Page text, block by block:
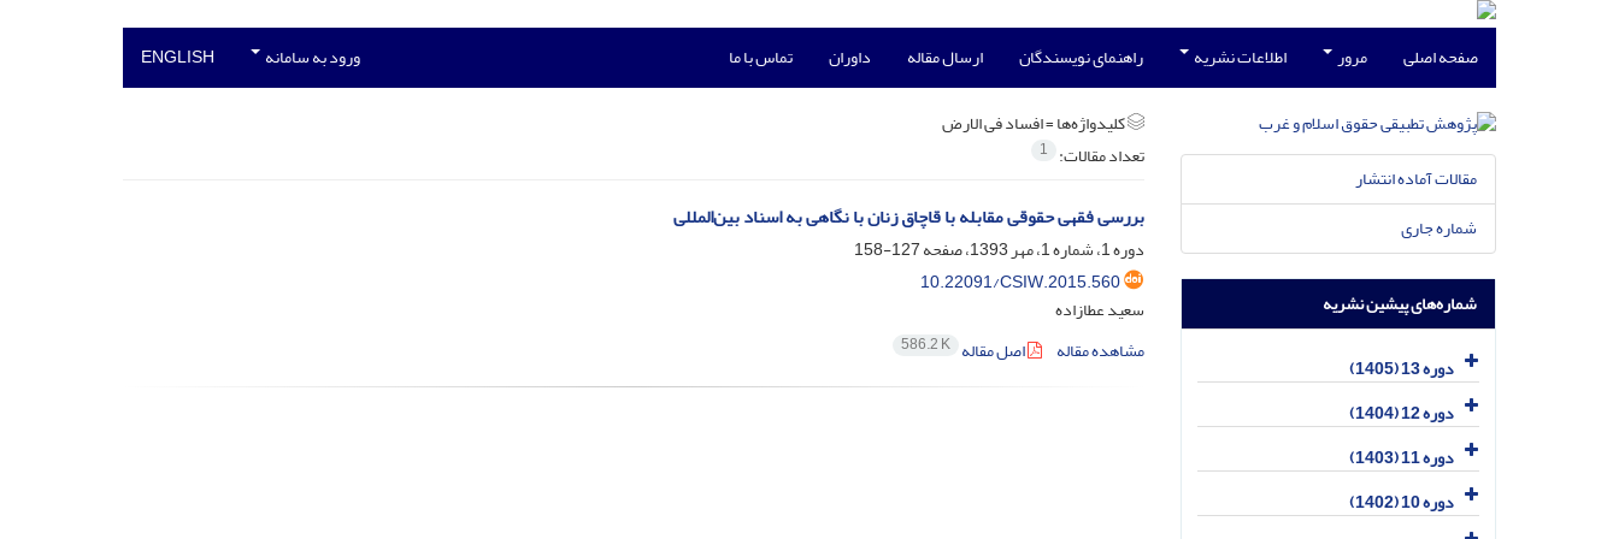
صفحه اصلی مرور اطلاعات نشریه راهنمای نویسندگان ارسال مقاله داوران تماس با ما ورود به سامانه ENGLISH
کلیدواژه‌ها =افساد فی الارض
تعداد مقالات: 1
بررسی فقهی حقوقی مقابله با قاچاق زنان با نگاهی به اسناد بین‌المللی
دوره 1، شماره 1، مهر 1393، صفحه
127-158
10.22091/CSIW.2015.560
سعید عطازاده
مشاهده مقاله
اصل مقاله 586.2 K
مقالات آماده انتشار
شماره جاری
شماره‌های پیشین نشریه
دوره 13 (1405)
دوره 12 (1404)
دوره 11 (1403)
دوره 10 (1402)